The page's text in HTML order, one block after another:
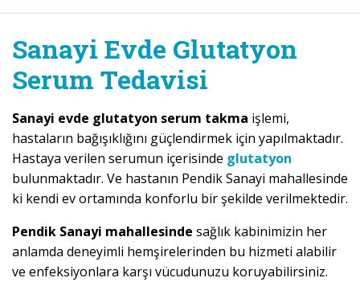
Sanayi Evde Glutatyon
Serum Tedavisi
Sanayi evde glutatyon serum takma işlemi,
hastaların bağışıklığını güçlendirmek için yapılmaktadır.
Hastaya verilen serumun içerisinde glutatyon
bulunmaktadır. Ve hastanın Pendik Sanayi mahallesinde
ki kendi ev ortamında konforlu bir şekilde verilmektedir.
Pendik Sanayi mahallesinde sağlık kabinimizin her
anlamda deneyimli hemşirelerinden bu hizmeti alabilir
ve enfeksiyonlara karşı vücudunuzu koruyabilirsiniz.